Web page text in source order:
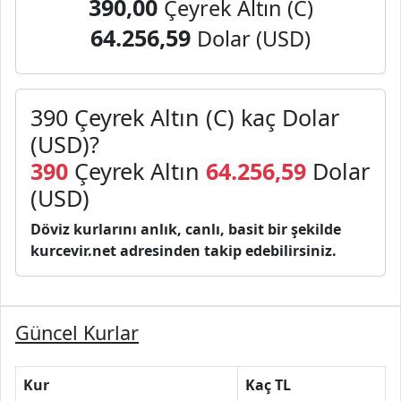
390,00 Çeyrek Altın (C)
64.256,59 Dolar (USD)
390 Çeyrek Altın (C) kaç Dolar
(USD)?
390 Çeyrek Altın 64.256,59 Dolar
(USD)
Döviz kurlarını anlık, canlı, basit bir şekilde
kurcevir.net adresinden takip edebilirsiniz.
Güncel Kurlar
Kur Kaç TL